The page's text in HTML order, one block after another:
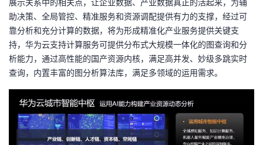
展示关系中的相关点，让企业数据、产业数据真正的活起来，为辅
助决策、全局管控、精准服务和资源调配提供有力的支撑，经过可
靠分析和充分计算的数据，将为形成精准化产业服务提供关键支
持，华为云支持计算服务可提供分布式大规模一体化的图查询和分
析能力，通过高性能的国产资源内核，满足高并发、妙级多跳实时
查询，内置丰富的图分析算法库，满足多领域的运用需求。